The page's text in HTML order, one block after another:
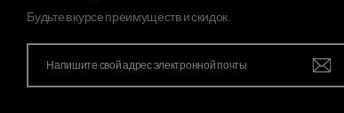
Будьте в курсе преимуществ и скидок.